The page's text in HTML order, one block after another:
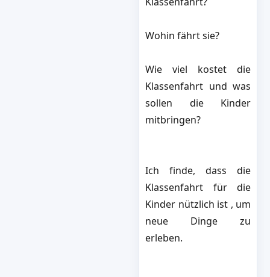
Wohin fährt sie?
Wie viel kostet die
Klassenfahrt und was
sollen die Kinder
mitbringen?
Ich finde, dass die
Klassenfahrt für die
Kinder nützlich ist , um
neue Dinge zu
erleben.